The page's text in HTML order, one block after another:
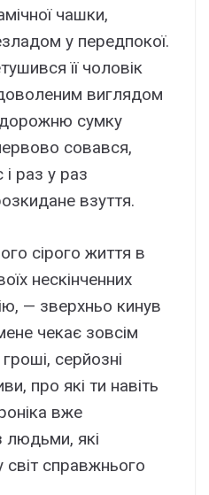
чашки,
у передпокої.
її чоловік
виглядом
сумку
совався,
і раз у раз
взуття.
сірого життя в
нескінченних
— зверхньо кинув
чекає зовсім
серйозні
про які ти навіть
вже
людьми, які
світ справжнього